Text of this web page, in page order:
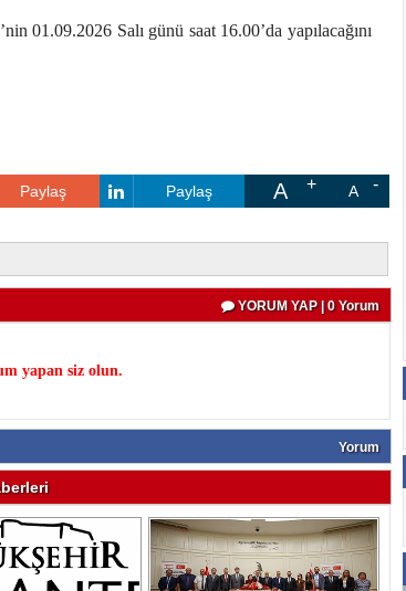
01.09.2026 Salı günü saat 16.00’da yapılacağını
Paylaş Paylaş A A
YORUM YAP | 0 Yorum
yapan siz olun.
Yorum